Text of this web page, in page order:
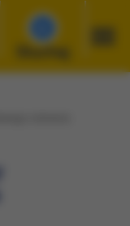
Słuchaj